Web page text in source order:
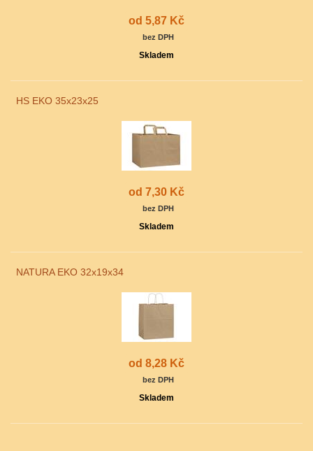
od 5,87 Kč
bez DPH
Skladem
HS EKO 35x23x25
od 7,30 Kč
bez DPH
Skladem
NATURA EKO 32x19x34
od 8,28 Kč
bez DPH
Skladem